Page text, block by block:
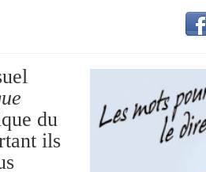
du
ils